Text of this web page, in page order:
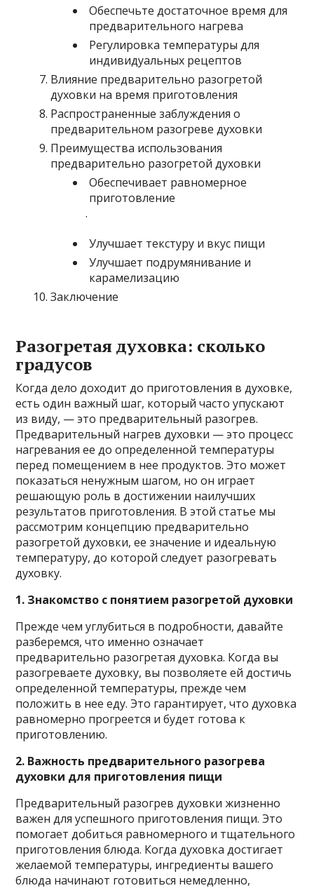
Обеспечьте достаточное время для
предварительного нагрева
Регулировка температуры для
индивидуальных рецептов
Влияние предварительно разогретой
духовки на время приготовления
Распространенные заблуждения о
предварительном разогреве духовки
Преимущества использования
предварительно разогретой духовки
Обеспечивает равномерное
приготовление
.
Улучшает текстуру и вкус пищи
Улучшает подрумянивание и
карамелизацию
Заключение
Разогретая духовка: сколько
градусов
Когда дело доходит до приготовления в духовке,
есть один важный шаг, который часто упускают
из виду, — это предварительный разогрев.
Предварительный нагрев духовки — это процесс
нагревания ее до определенной температуры
перед помещением в нее продуктов. Это может
показаться ненужным шагом, но он играет
решающую роль в достижении наилучших
результатов приготовления. В этой статье мы
рассмотрим концепцию предварительно
разогретой духовки, ее значение и идеальную
температуру, до которой следует разогревать
духовку.
1. Знакомство с понятием разогретой духовки
Прежде чем углубиться в подробности, давайте
разберемся, что именно означает
предварительно разогретая духовка. Когда вы
разогреваете духовку, вы позволяете ей достичь
определенной температуры, прежде чем
положить в нее еду. Это гарантирует, что духовка
равномерно прогреется и будет готова к
приготовлению.
2. Важность предварительного разогрева
духовки для приготовления пищи
Предварительный разогрев духовки жизненно
важен для успешного приготовления пищи. Это
помогает добиться равномерного и тщательного
приготовления блюда. Когда духовка достигает
желаемой температуры, ингредиенты вашего
блюда начинают готовиться немедленно,